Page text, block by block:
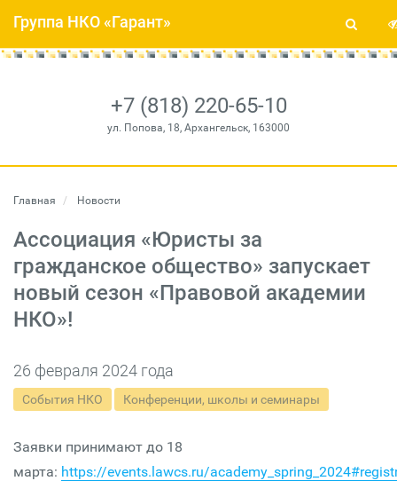
+7 (818) 220-65-10
ул. Попова, 18, Архангельск, 163000
Группа НКО «Гарант»
Главная Новости
Ассоциация «Юристы за
гражданское общество» запускает
новый сезон «Правовой академии
НКО»!
26 февраля 2024 года
События НКО Конференции, школы и семинары
Заявки принимают до 18
марта: https://events.lawcs.ru/